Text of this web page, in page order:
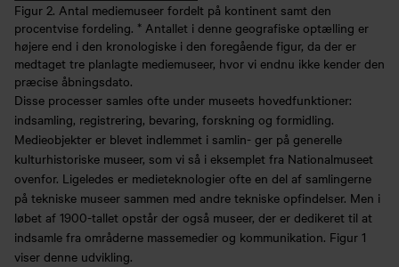
Figur 2. Antal mediemuseer fordelt på kontinent samt den
procentvise fordeling. * Antallet i denne geografiske optælling er
højere end i den kronologiske i den foregående figur, da der er
medtaget tre planlagte mediemuseer, hvor vi endnu ikke kender den
præcise åbningsdato.
Disse processer samles ofte under museets hovedfunktioner:
indsamling, registrering, bevaring, forskning og formidling.
Medieobjekter er blevet indlemmet i samlin- ger på generelle
kulturhistoriske museer, som vi så i eksemplet fra Nationalmuseet
ovenfor. Ligeledes er medieteknologier ofte en del af samlingerne
på tekniske museer sammen med andre tekniske opfindelser. Men i
løbet af 1900-tallet opstår der også museer, der er dedikeret til at
indsamle fra områderne massemedier og kommunikation. Figur 1
viser denne udvikling.